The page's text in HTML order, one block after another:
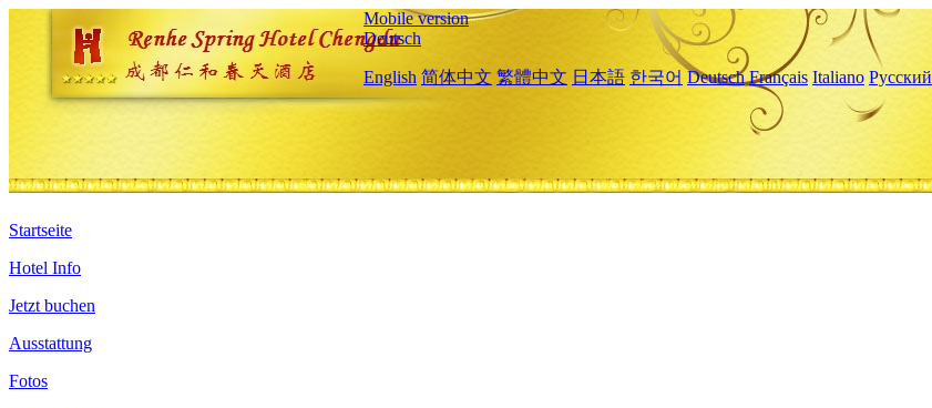
Mobile version
Deutsch
English 简体中文 繁體中文 日本語 한국어 Deutsch Français Italiano Русский
Startseite
Hotel Info
Jetzt buchen
Ausstattung
Fotos